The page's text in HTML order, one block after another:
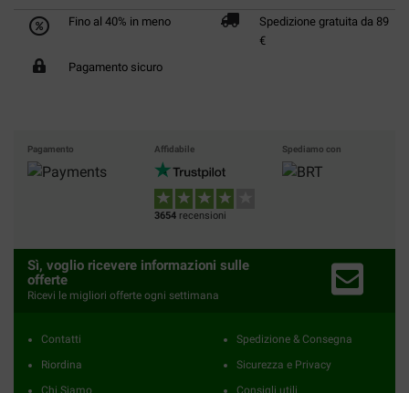
Fino al 40% in meno
Spedizione gratuita da 89
€
Pagamento sicuro
Pagamento Affidabile
3654 recensioni
Spediamo con
Sì, voglio ricevere informazioni sulle
offerte
Ricevi le migliori offerte ogni settimana
Contatti
Riordina
Chi Siamo
Spedizione & Consegna
Sicurezza e Privacy
Consigli utili